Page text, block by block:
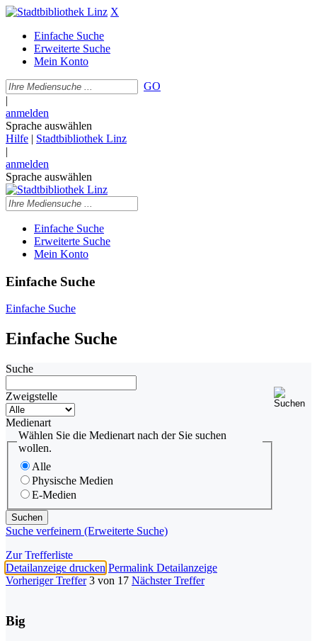
X
Einfache Suche
Erweiterte Suche
Mein Konto
GO
|
anmelden
Sprache auswählen
Hilfe | Stadtbibliothek Linz
|
anmelden
Sprache auswählen
Einfache Suche
Erweiterte Suche
Mein Konto
Einfache Suche
Einfache Suche
Einfache Suche
Suche
Zweigstelle
Medienart
Wählen Sie die Medienart nach der Sie suchen
wollen.
Alle
Physische Medien
E-Medien
Suche verfeinern (Erweiterte Suche)
Zur Trefferliste
Detailanzeige drucken Permalink Detailanzeige
Vorheriger Treffer 3 von 17 Nächster Treffer
Big